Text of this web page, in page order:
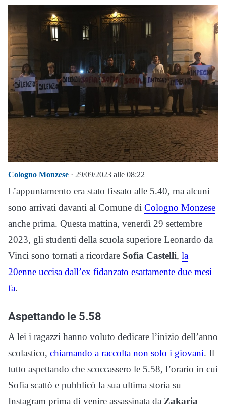
Cologno Monzese · 29/09/2023 alle 08:22
L’appuntamento era stato fissato alle 5.40, ma alcuni
sono arrivati davanti al Comune di Cologno Monzese
anche prima. Questa mattina, venerdì 29 settembre
2023, gli studenti della scuola superiore Leonardo da
Vinci sono tornati a ricordare Sofia Castelli, la
20enne uccisa dall’ex fidanzato esattamente due mesi
fa.
Aspettando le 5.58
A lei i ragazzi hanno voluto dedicare l’inizio dell’anno
scolastico, chiamando a raccolta non solo i giovani. Il
tutto aspettando che scoccassero le 5.58, l’orario in cui
Sofia scattò e pubblicò la sua ultima storia su
Instagram prima di venire assassinata da Zakaria